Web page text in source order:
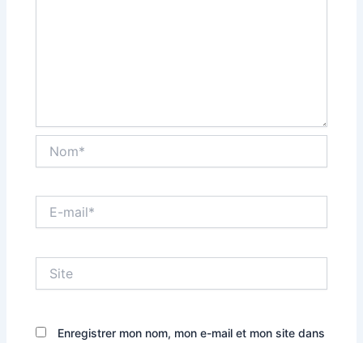
mail*
Enregistrer mon nom, mon e-mail et mon site dans